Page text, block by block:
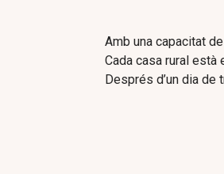
Amb una capacitat
Cada casa rural està
Després d’un dia